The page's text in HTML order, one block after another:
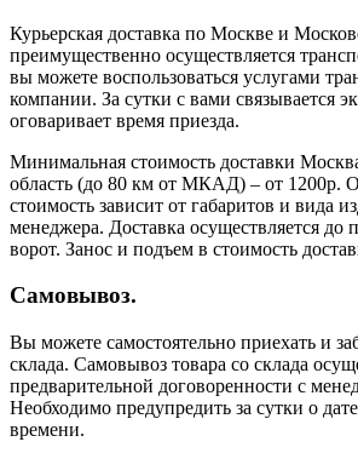
Курьерская доставка по Москве и
преимущественно осуществляется
вы можете воспользоваться услугами
компании. За сутки с вами связывается
оговаривает время приезда.
Минимальная стоимость доставки
область (до 80 км от МКАД) – от 1200р.
стоимость зависит от габаритов и вида
менеджера. Доставка осуществляется до
ворот. Занос и подъем в стоимость
Самовывоз.
Вы можете самостоятельно приехать и
склада. Самовывоз товара со склада
предварительной договоренности с
Необходимо предупредить за сутки о
времени.